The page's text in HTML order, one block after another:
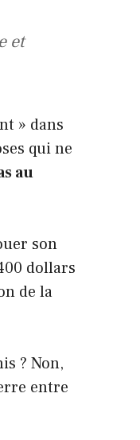
et
» dans
qui ne
au
son
dollars
de la
? Non,
entre